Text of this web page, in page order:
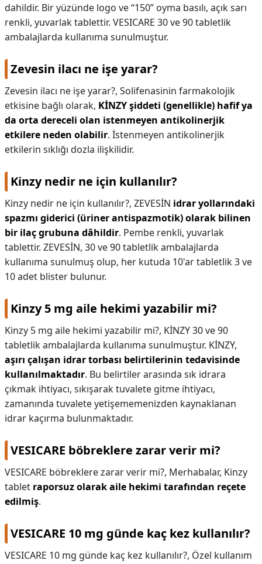
dahildir. Bir yüzünde logo ve “150” oyma basılı, açık sarı
renkli, yuvarlak tablettir. VESICARE 30 ve 90 tabletlik
ambalajlarda kullanıma sunulmuştur.
Zevesin ilacı ne işe yarar?
Zevesin ilacı ne işe yarar?, Solifenasinin farmakolojik
etkisine bağlı olarak, KİNZY şiddeti (genellikle) hafif ya
da orta dereceli olan istenmeyen antikolinerjik
etkilere neden olabilir. İstenmeyen antikolinerjik
etkilerin sıklığı dozla ilişkilidir.
Kinzy nedir ne için kullanılır?
Kinzy nedir ne için kullanılır?, ZEVESİN idrar yollarındaki
spazmı giderici (üriner antispazmotik) olarak bilinen
bir ilaç grubuna dâhildir. Pembe renkli, yuvarlak
tablettir. ZEVESİN, 30 ve 90 tabletlik ambalajlarda
kullanıma sunulmuş olup, her kutuda 10'ar tabletlik 3 ve
10 adet blister bulunur.
Kinzy 5 mg aile hekimi yazabilir mi?
Kinzy 5 mg aile hekimi yazabilir mi?, KİNZY 30 ve 90
tabletlik ambalajlarda kullanıma sunulmuştur. KİNZY,
aşırı çalışan idrar torbası belirtilerinin tedavisinde
kullanılmaktadır. Bu belirtiler arasında sık idrara
çıkmak ihtiyacı, sıkışarak tuvalete gitme ihtiyacı,
zamanında tuvalete yetişememenizden kaynaklanan
idrar kaçırma bulunmaktadır.
VESICARE böbreklere zarar verir mi?
VESICARE böbreklere zarar verir mi?, Merhabalar, Kinzy
tablet raporsuz olarak aile hekimi tarafından reçete
edilmiş.
VESICARE 10 mg günde kaç kez kullanılır?
VESICARE 10 mg günde kaç kez kullanılır?, Özel kullanım